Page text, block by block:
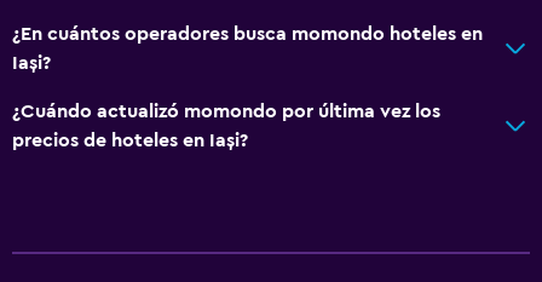
Servicios y facilidades
Servicio de habitaciones
¿En cuántos operadores busca momondo hoteles en
Iași?
¿Cuándo actualizó momondo por última vez los
precios de hoteles en Iași?